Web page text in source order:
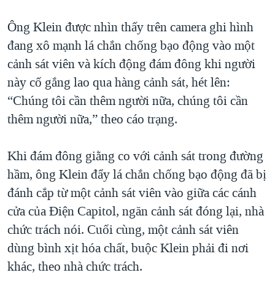
Ông Klein được nhìn thấy trên camera ghi hình
đang xô mạnh lá chắn chống bạo động vào một
cảnh sát viên và kích động đám đông khi người
này cố gắng lao qua hàng cảnh sát, hét lên:
“Chúng tôi cần thêm người nữa, chúng tôi cần
thêm người nữa,” theo cáo trạng.
Khi đám đông giằng co với cảnh sát trong đường
hầm, ông Klein đẩy lá chắn chống bạo động đã bị
đánh cắp từ một cảnh sát viên vào giữa các cánh
cửa của Điện Capitol, ngăn cảnh sát đóng lại, nhà
chức trách nói. Cuối cùng, một cảnh sát viên
dùng bình xịt hóa chất, buộc Klein phải đi nơi
khác, theo nhà chức trách.